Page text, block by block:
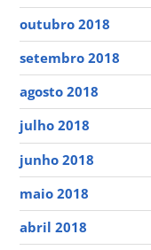
outubro 2018
setembro 2018
agosto 2018
julho 2018
junho 2018
maio 2018
abril 2018